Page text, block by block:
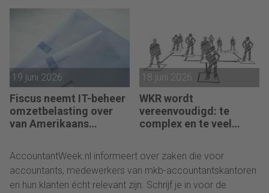
19 juni 2026
Fiscus neemt IT-beheer
omzetbelasting over
van Amerikaans
18 juni 2026
WKR wordt
vereenvoudigd: te
complex en te veel
AccountantWeek.nl informeert over zaken die voor
accountants, medewerkers van mkb-accountantskantoren
en hun klanten écht relevant zijn. Schrijf je in voor de